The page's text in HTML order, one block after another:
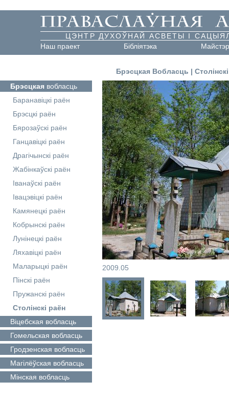
ЦЭНТР ДУХОЎНАЙ АСВЕТЫ І
Наш праект
Бібліятэка
Брэсцкая Вобласць |
Брэсцкая вобласць
Баранавіцкі раён
Брэсцкі раён
Бярозаўскі раён
Ганцавіцкі раён
Драгічынскі раён
Жабінкаўскі раён
Іванаўскі раён
Івацэвіцкі раён
Камянецкі раён
Кобрынскі раён
Лунінецкі раён
Ляхавіцкі раён
Маларыцкі раён
Пінскі раён
Пружанскі раён
Столінскі раён
Віцебская вобласць
Гомельская вобласць
Гродзенская вобласць
Магілёўская вобласць
Мінская вобласць
2009.05